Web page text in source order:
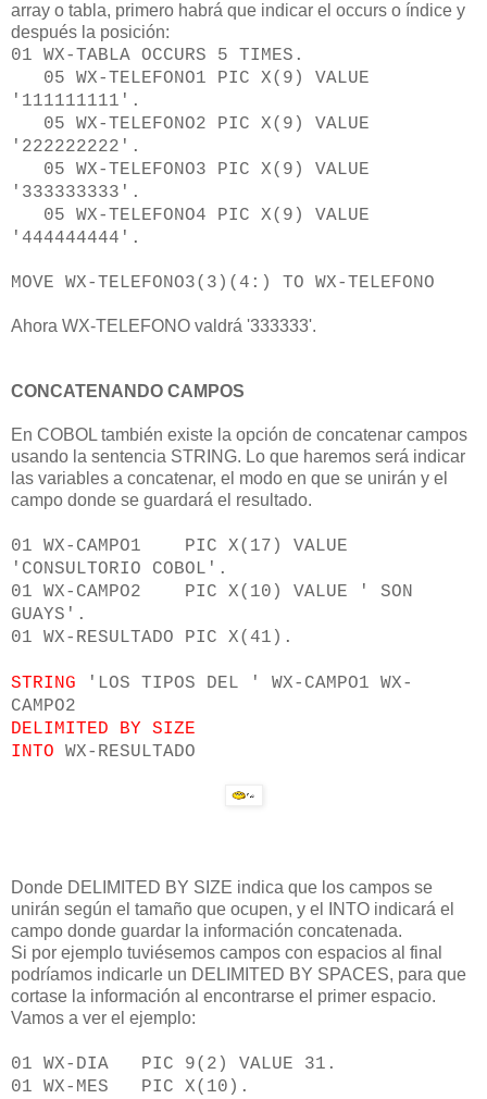
array o tabla, primero habrá que indicar el occurs o índice y
después la posición:
01 WX-TABLA OCCURS 5 TIMES.
05 WX-TELEFONO1 PIC X(9) VALUE
'111111111'.
05 WX-TELEFONO2 PIC X(9) VALUE
'222222222'.
05 WX-TELEFONO3 PIC X(9) VALUE
'333333333'.
05 WX-TELEFONO4 PIC X(9) VALUE
'444444444'.
MOVE WX-TELEFONO3(3)(4:) TO WX-TELEFONO
Ahora WX-TELEFONO valdrá '333333'.
CONCATENANDO CAMPOS
En COBOL también existe la opción de concatenar campos
usando la sentencia STRING. Lo que haremos será indicar
las variables a concatenar, el modo en que se unirán y el
campo donde se guardará el resultado.
01 WX-CAMPO1 PIC X(17) VALUE
'CONSULTORIO COBOL'.
01 WX-CAMPO2 PIC X(10) VALUE ' SON
GUAYS'.
01 WX-RESULTADO PIC X(41).
STRING 'LOS TIPOS DEL ' WX-CAMPO1 WX-
CAMPO2
DELIMITED BY SIZE
INTO WX-RESULTADO
Donde DELIMITED BY SIZE indica que los campos se
unirán según el tamaño que ocupen, y el INTO indicará el
campo donde guardar la información concatenada.
Si por ejemplo tuviésemos campos con espacios al final
podríamos indicarle un DELIMITED BY SPACES, para que
cortase la información al encontrarse el primer espacio.
Vamos a ver el ejemplo:
01 WX-DIA PIC 9(2) VALUE 31.
01 WX-MES PIC X(10).